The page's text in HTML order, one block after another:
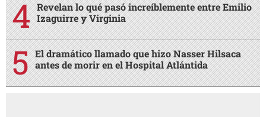
Revelan lo qué pasó increíblemente entre Emilio
Izaguirre y Virginia
El dramático llamado que hizo Nasser Hilsaca
antes de morir en el Hospital Atlántida